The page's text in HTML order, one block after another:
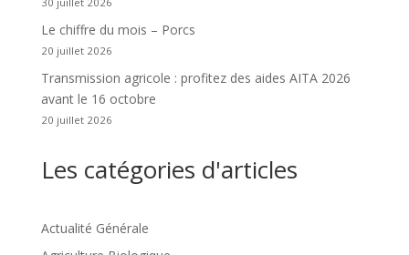
Le chiffre du mois – Porcs
20 juillet 2026
Transmission agricole : profitez des aides AITA 2026
avant le 16 octobre
20 juillet 2026
Les catégories d'articles
Actualité Générale